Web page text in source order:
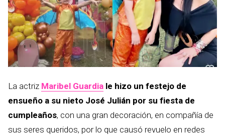
La actriz Maribel Guardia le hizo un festejo de
ensueño a su nieto José Julián por su fiesta de
cumpleaños, con una gran decoración, en compañía de
sus seres queridos, por lo que causó revuelo en redes